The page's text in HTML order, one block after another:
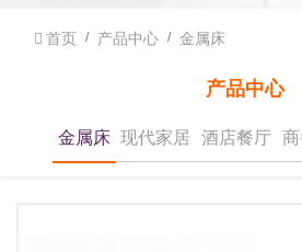
首页 产品中心 金属床
产品中心
金属床 现代家居 酒店餐厅